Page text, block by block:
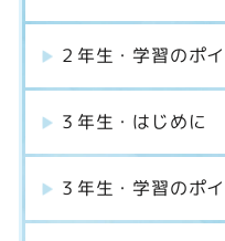
２年生・学習のポ
３年生・はじめに
３年生・学習のポ